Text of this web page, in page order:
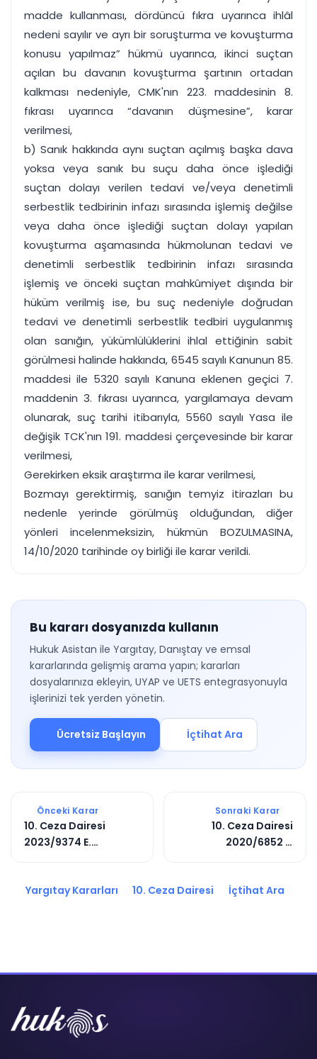
madde kullanması, dördüncü fıkra uyarınca ihlâl
nedeni sayılır ve ayrı bir soruşturma ve kovuşturma
konusu yapılmaz” hükmü uyarınca, ikinci suçtan
açılan bu davanın kovuşturma şartının ortadan
kalkması nedeniyle, CMK'nın 223. maddesinin 8.
fıkrası uyarınca “davanın düşmesine”, karar
verilmesi,
b) Sanık hakkında aynı suçtan açılmış başka dava
yoksa veya sanık bu suçu daha önce işlediği
suçtan dolayı verilen tedavi ve/veya denetimli
serbestlik tedbirinin infazı sırasında işlemiş değilse
veya daha önce işlediği suçtan dolayı yapılan
kovuşturma aşamasında hükmolunan tedavi ve
denetimli serbestlik tedbirinin infazı sırasında
işlemiş ve önceki suçtan mahkûmiyet dışında bir
hüküm verilmiş ise, bu suç nedeniyle doğrudan
tedavi ve denetimli serbestlik tedbiri uygulanmış
olan sanığın, yükümlülüklerini ihlal ettiğinin sabit
görülmesi halinde hakkında, 6545 sayılı Kanunun 85.
maddesi ile 5320 sayılı Kanuna eklenen geçici 7.
maddenin 3. fıkrası uyarınca, yargılamaya devam
olunarak, suç tarihi itibarıyla, 5560 sayılı Yasa ile
değişik TCK'nın 191. maddesi çerçevesinde bir karar
verilmesi,
Gerekirken eksik araştırma ile karar verilmesi,
Bozmayı gerektirmiş, sanığın temyiz itirazları bu
nedenle yerinde görülmüş olduğundan, diğer
yönleri incelenmeksizin, hükmün BOZULMASINA,
14/10/2020 tarihinde oy birliği ile karar verildi.
Bu kararı dosyanızda kullanın
Hukuk Asistan ile Yargıtay, Danıştay ve emsal
kararlarında gelişmiş arama yapın; kararları
dosyalarınıza ekleyin, UYAP ve UETS entegrasyonuyla
işlerinizi tek yerden yönetin.
Ücretsiz Başlayın İçtihat Ara
Önceki Karar
10. Ceza Dairesi
2023/9374 E.
Sonraki Karar
10. Ceza Dairesi
2020/6852 E.
Yargıtay Kararları 10. Ceza Dairesi İçtihat Ara